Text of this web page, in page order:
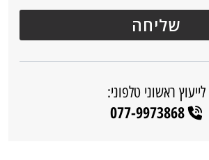
לייעוץ ראשוני טלפוני:
077-9973868